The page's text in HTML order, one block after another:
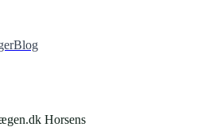
Blog
Horsens